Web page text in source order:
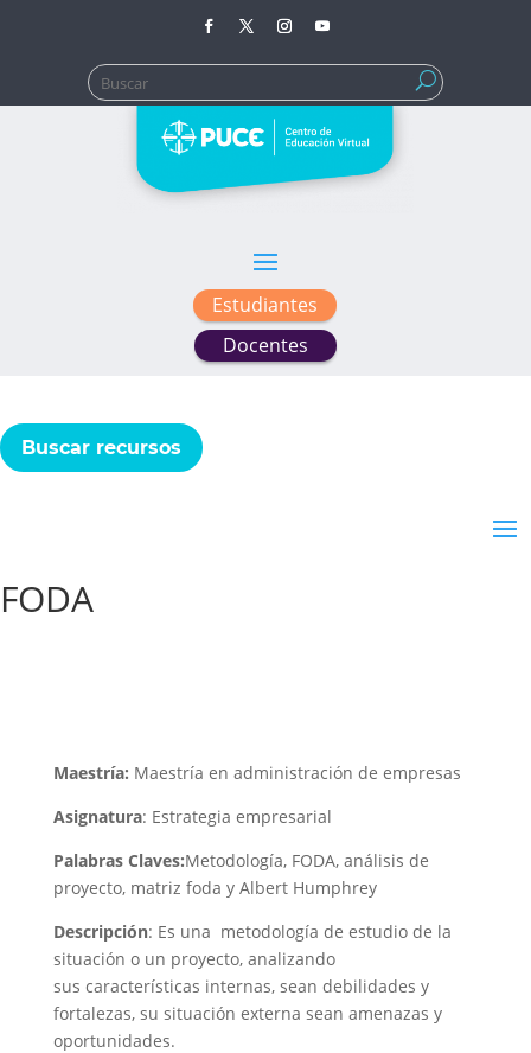
Buscar:
Estudiantes
Docentes
Buscar recursos
FODA
Maestría: Maestría en administración de empresas
Asignatura: Estrategia empresarial
Palabras Claves:Metodología, FODA, análisis de
proyecto, matriz foda y Albert Humphrey
Descripción: Es una metodología de estudio de la
situación o un proyecto, analizando
sus características internas, sean debilidades y
fortalezas, su situación externa sean amenazas y
oportunidades.